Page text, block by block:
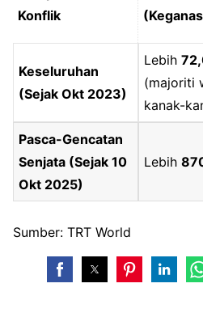
Konflik
Keseluruhan
(Sejak Okt 2023)
Lebih
(majoriti
kanak-
Pasca-Gencatan
Senjata (Sejak 10
Okt 2025)
Lebih
Sumber: TRT World